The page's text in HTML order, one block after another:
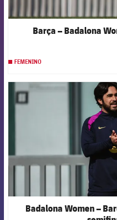
Barça – Badalona
FEMENINO
Badalona Women –